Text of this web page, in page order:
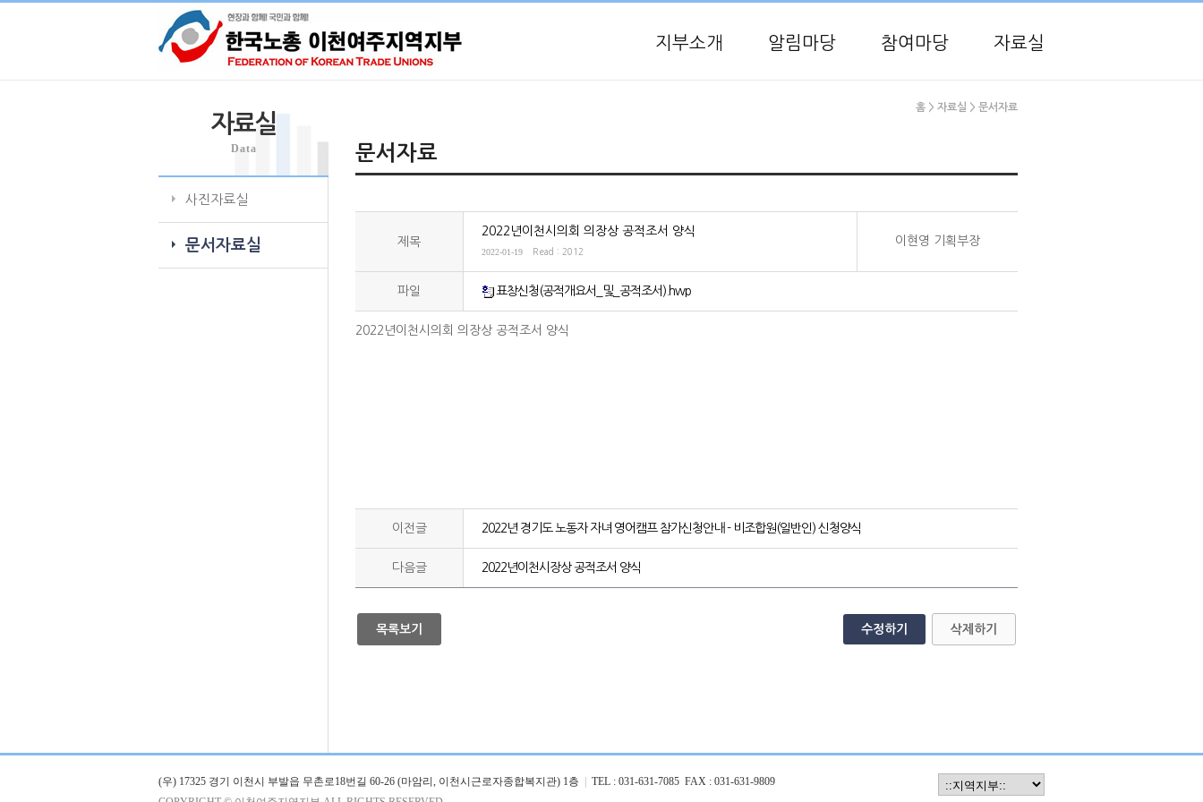
지부소개 알림마당 참여마당 자료실
자료실
Data
사진자료실
문서자료실
홈 > 자료실 > 문서자료
문서자료
제목
2022년이천시의회 의장상 공적조서 양식
2022-01-19 Read : 2012
이현영 기획부장
파일 표창신청(공적개요서_및_공적조서).hwp
2022년이천시의회 의장상 공적조서 양식
이전글 2022년 경기도 노동자 자녀 영어캠프 참가신청안내 - 비조합원(일반인) 신청양식
다음글 2022년이천시장상 공적조서 양식
목록보기 수정하기 삭제하기
(우) 17325 경기 이천시 부발읍 무촌로18번길 60-26 (마암리, 이천시근로자종합복지관) 1층
TEL : 031-631-7085 FAX : 031-631-9809